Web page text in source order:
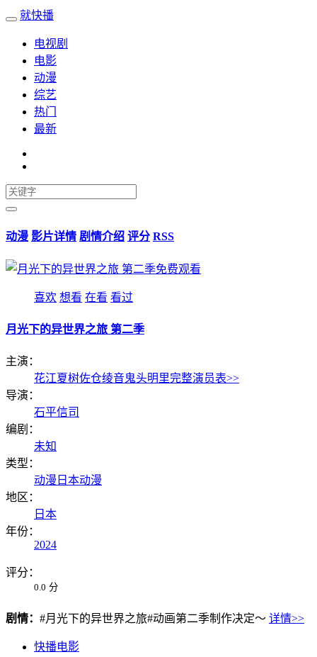
就快播
电视剧
电影
动漫
综艺
热门
最新
动漫 影片详情 剧情介绍 评分 RSS
喜欢 想看 在看 看过
月光下的异世界之旅 第二季
主演：
花江夏树佐仓绫音鬼头明里完整演员表>>
导演：
石平信司
编剧：
未知
类型：
动漫 日本动漫
地区：
日本
年份：
2024
评分：
0.0 分
剧情： #月光下的异世界之旅#动画第二季制作决定～ 详情>>
快播电影